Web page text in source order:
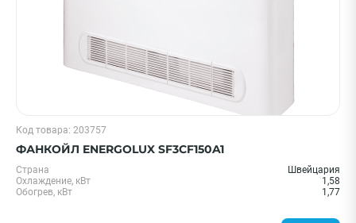
Код товара: 203757
ФАНКОЙЛ ENERGOLUX SF3CF150A1
Страна
Швейцария
Охлаждение, кВт
1,58
Обогрев, кВт
1,77